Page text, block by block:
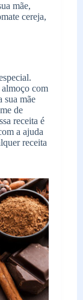
mãe,
cereja,
com
sua mãe
de
receita é
a ajuda
receita